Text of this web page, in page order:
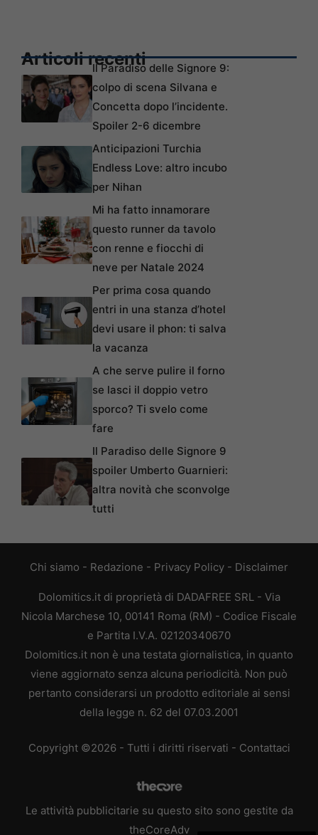
Articoli recentiIl Paradiso delle Signore 9:
colpo di scena Silvana e
Concetta dopo l’incidente.
Spoiler 2-6 dicembre
Anticipazioni Turchia
Endless Love: altro incubo
per Nihan
Mi ha fatto innamorare
questo runner da tavolo
con renne e fiocchi di
neve per Natale 2024
Per prima cosa quando
entri in una stanza d’hotel
devi usare il phon: ti salva
la vacanza
A che serve pulire il forno
se lasci il doppio vetro
sporco? Ti svelo come
fare
Il Paradiso delle Signore 9
spoiler Umberto Guarnieri:
altra novità che sconvolge
tutti
Chi siamo - Redazione - Privacy Policy - Disclaimer
Dolomitics.it di proprietà di DADAFREE SRL - Via
Nicola Marchese 10, 00141 Roma (RM) - Codice Fiscale
e Partita I.V.A. 02120340670
Dolomitics.it non è una testata giornalistica, in quanto
viene aggiornato senza alcuna periodicità. Non può
pertanto considerarsi un prodotto editoriale ai sensi
della legge n. 62 del 07.03.2001
Copyright ©2026 - Tutti i diritti riservati - Contattaci
Le attività pubblicitarie su questo sito sono gestite da
theCoreAdv